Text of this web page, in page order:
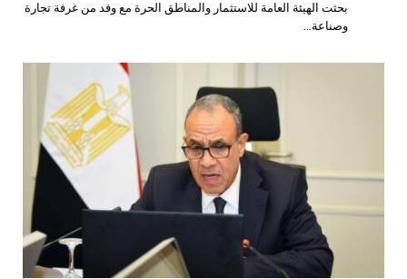
بحثت الهيئة العامة للاستثمار والمناطق الحرة مع وفد من غرفة تجارة
وصناعة…